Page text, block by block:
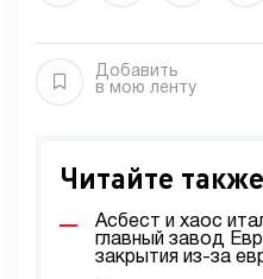
Добавить
в мою ленту
Читайте
Асбест и хаос
главный завод
закрытия из-за